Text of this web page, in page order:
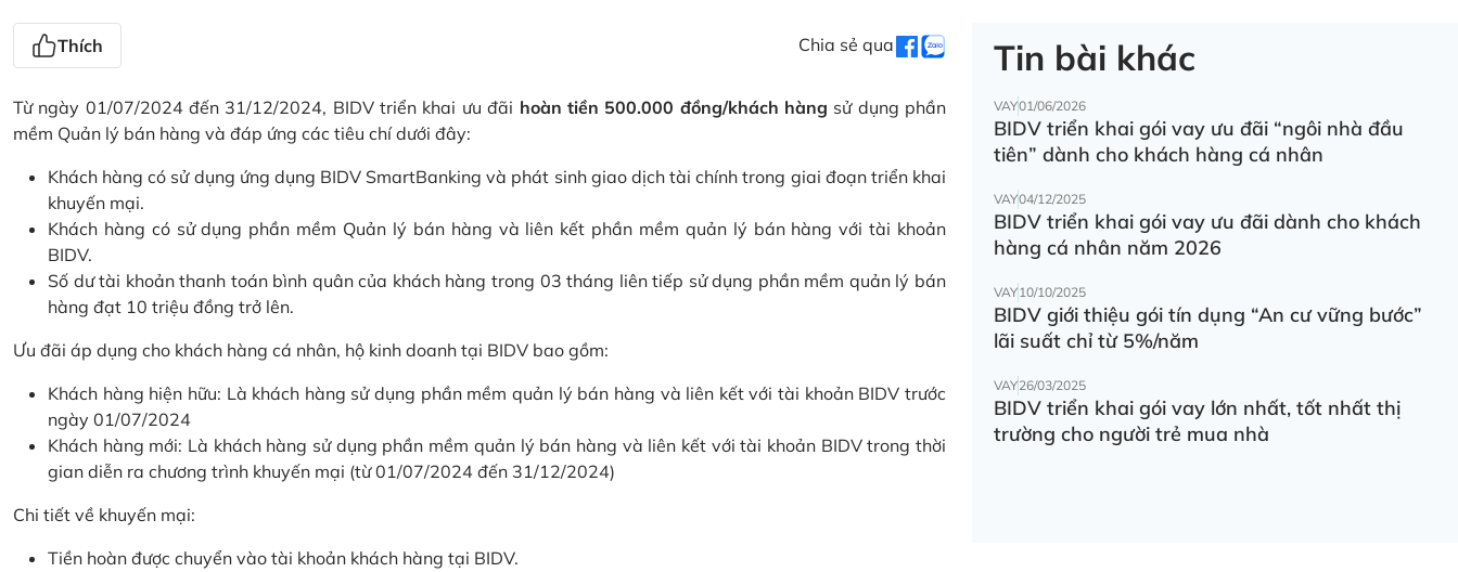
Thích Chia sẻ qua
Từ ngày 01/07/2024 đến 31/12/2024, BIDV triển khai ưu đãi hoàn tiền 500.000 đồng/khách hàng sử dụng phần
mềm Quản lý bán hàng và đáp ứng các tiêu chí dưới đây:
Khách hàng có sử dụng ứng dụng BIDV SmartBanking và phát sinh giao dịch tài chính trong giai đoạn triển khai
khuyến mại.
Khách hàng có sử dụng phần mềm Quản lý bán hàng và liên kết phần mềm quản lý bán hàng với tài khoản
BIDV.
Số dư tài khoản thanh toán bình quân của khách hàng trong 03 tháng liên tiếp sử dụng phần mềm quản lý bán
hàng đạt 10 triệu đồng trở lên.
Ưu đãi áp dụng cho khách hàng cá nhân, hộ kinh doanh tại BIDV bao gồm:
Khách hàng hiện hữu: Là khách hàng sử dụng phần mềm quản lý bán hàng và liên kết với tài khoản BIDV trước
ngày 01/07/2024
Khách hàng mới: Là khách hàng sử dụng phần mềm quản lý bán hàng và liên kết với tài khoản BIDV trong thời
gian diễn ra chương trình khuyến mại (từ 01/07/2024 đến 31/12/2024)
Chi tiết về khuyến mại:
Tiền hoàn được chuyển vào tài khoản khách hàng tại BIDV.
Tin bài khác
VAY01/06/2026
BIDV triển khai gói vay ưu đãi “ngôi nhà đầu
tiên” dành cho khách hàng cá nhân
VAY04/12/2025
BIDV triển khai gói vay ưu đãi dành cho khách
hàng cá nhân năm 2026
VAY10/10/2025
BIDV giới thiệu gói tín dụng “An cư vững bước”
lãi suất chỉ từ 5%/năm
VAY26/03/2025
BIDV triển khai gói vay lớn nhất, tốt nhất thị
trường cho người trẻ mua nhà